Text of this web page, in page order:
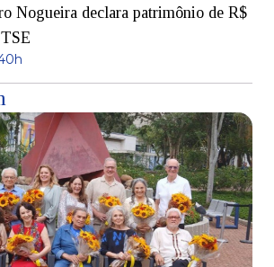
Nogueira declara patrimônio de R$